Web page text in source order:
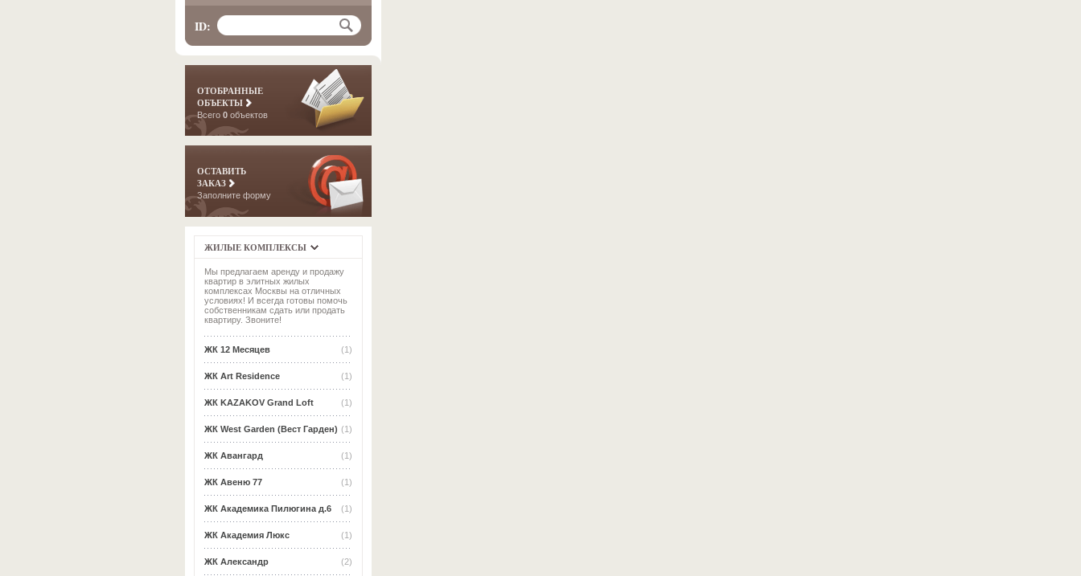
ID:
ОТОБРАННЫЕ
ОБЪЕКТЫ
Всего 0 объектов
ОСТАВИТЬ
ЗАКАЗ
Заполните форму
ЖИЛЫЕ КОМПЛЕКСЫ
Мы предлагаем аренду и продажу
квартир в элитных жилых
комплексах Москвы на отличных
условиях! И всегда готовы помочь
собственникам сдать или продать
квартиру. Звоните!
(1)
ЖК 12 Месяцев
(1)
ЖК Art Residence
(1)
ЖК KAZAKOV Grand Loft
(1)
ЖК West Garden (Вест Гарден)
(1)
ЖК Авангард
(1)
ЖК Авеню 77
(1)
ЖК Академика Пилюгина д.6
(1)
ЖК Академия Люкс
(2)
ЖК Александр